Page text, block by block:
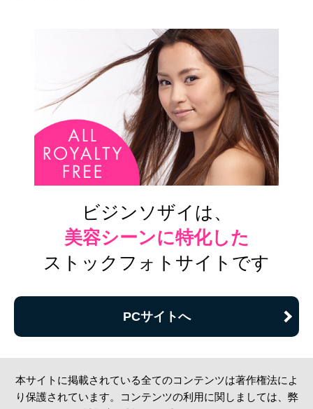
ビジンソザイは、
美容シーンに特化した
ストックフォトサイトです
PCサイトへ
本サイトに掲載されている全てのコンテンツは著作権法によ
り保護されています。コンテンツの利用に関しましては、弊